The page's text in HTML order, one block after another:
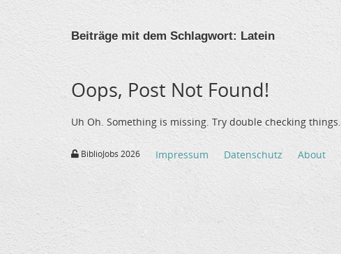
Beiträge mit dem Schlagwort: Latein
Oops, Post Not Found!
Uh Oh. Something is missing. Try double checking things.
BiblioJobs 2026 Impressum Datenschutz About